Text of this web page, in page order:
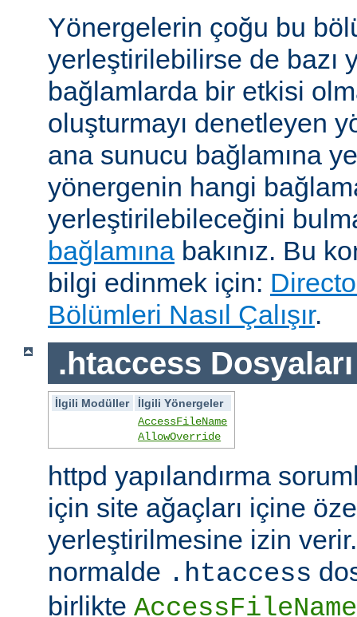
Yönergelerin çoğu bu
yerleştirilebilirse de bazı
bağlamlarda bir etkisi
oluşturmayı denetleyen
ana sunucu bağlamına
yönergenin hangi
yerleştirilebileceğini
bağlamına bakınız. Bu
bilgi edinmek için:
Bölümleri Nasıl Çalışır.
.htaccess Dosyaları
İlgili Modüller
İlgili Yönergeler
AccessFileName
AllowOverride
httpd yapılandırma
için site ağaçları içine
yerleştirilmesine izin
normalde .htaccess
birlikte AccessFileName